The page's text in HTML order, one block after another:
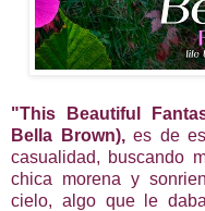
"This Beautiful
Bella Brown),es de
casualidad, buscando
chica morena y
cielo, algo que le